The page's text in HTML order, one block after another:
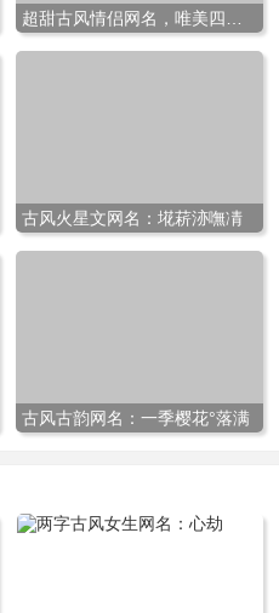
古风火星文网名：埖菥洂嘸凊
古风古韵网名：一季樱花°落满